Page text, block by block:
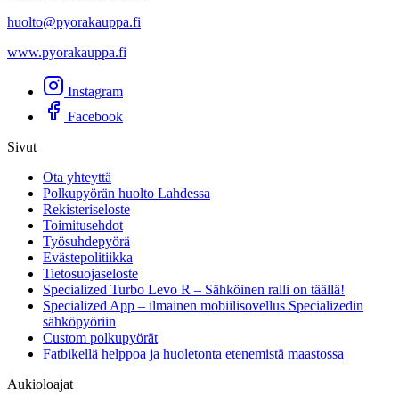
huolto@pyorakauppa.fi
www.pyorakauppa.fi
Instagram
Facebook
Sivut
Ota yhteyttä
Polkupyörän huolto Lahdessa
Rekisteriseloste
Toimitusehdot
Työsuhdepyörä
Evästepolitiikka
Tietosuojaseloste
Specialized Turbo Levo R – Sähköinen ralli on täällä!
Specialized App – ilmainen mobiilisovellus Specializedin
sähköpyöriin
Custom polkupyörät
Fatbikellä helppoa ja huoletonta etenemistä maastossa
Aukioloajat